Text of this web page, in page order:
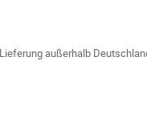
außerhalb